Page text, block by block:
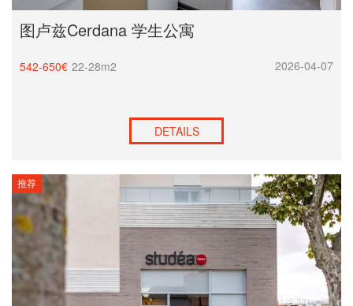
图卢兹Cerdana 学生公寓
542-650€ 22-28m2 2026-04-07
DETAILS
推荐